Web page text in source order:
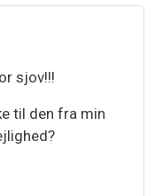
sjov!!!
til den fra min